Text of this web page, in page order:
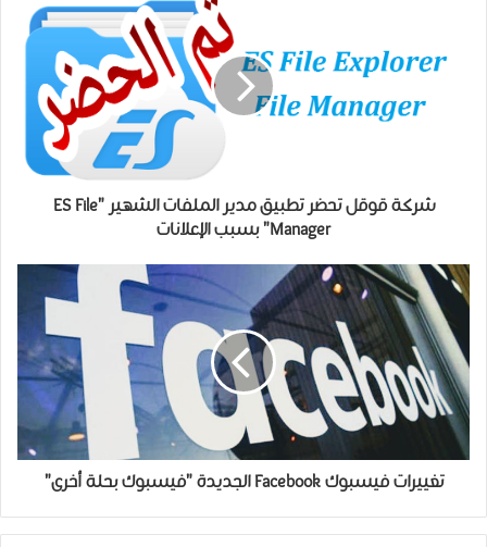
شركة قوقل تحضر تطبيق مدير الملفات الشهير "ES File
Manager" بسبب الإعلانات
تغييرات فيسبوك Facebook الجديدة "فيسبوك بحلة أخرى"